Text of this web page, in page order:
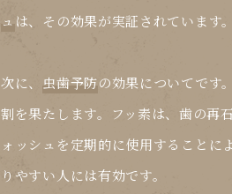
ュ は、その効果が実証されています
次に、 虫歯予防の効果についてです。
割を果たします。フッ素は、歯の再
ォッシュ を定期的に使用することに
りやすい人には有効です。